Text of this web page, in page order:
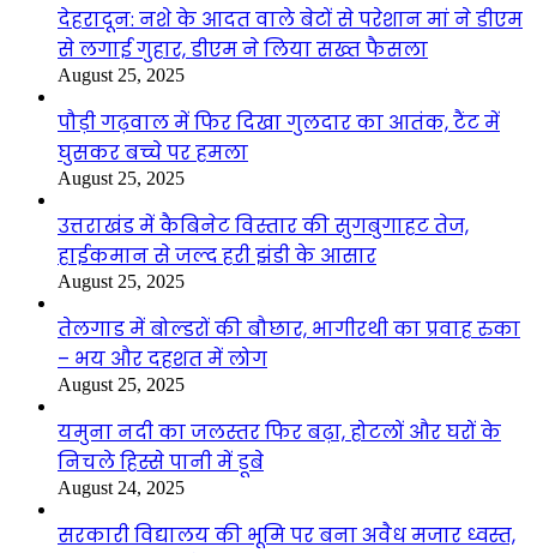
देहरादून: नशे के आदत वाले बेटों से परेशान मां ने डीएम
से लगाई गुहार, डीएम ने लिया सख्त फैसला
August 25, 2025
पौड़ी गढ़वाल में फिर दिखा गुलदार का आतंक, टैंट में
घुसकर बच्चे पर हमला
August 25, 2025
उत्तराखंड में कैबिनेट विस्तार की सुगबुगाहट तेज,
हाईकमान से जल्द हरी झंडी के आसार
August 25, 2025
तेलगाड में बोल्डरों की बौछार, भागीरथी का प्रवाह रुका
– भय और दहशत में लोग
August 25, 2025
यमुना नदी का जलस्तर फिर बढ़ा, होटलों और घरों के
निचले हिस्से पानी में डूबे
August 24, 2025
सरकारी विद्यालय की भूमि पर बना अवैध मजार ध्वस्त,